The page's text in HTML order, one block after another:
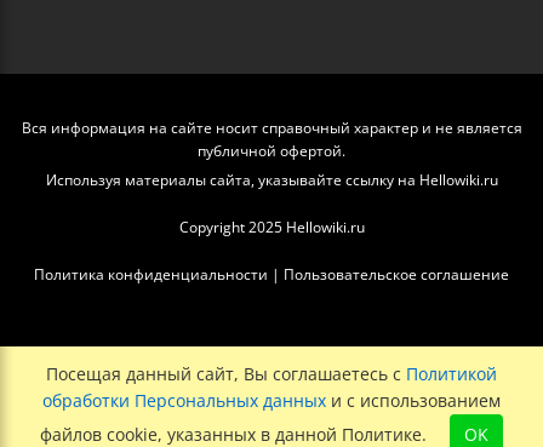
Вся информация на сайте носит справочный характер и не является
публичной офертой.
Используя материалы сайта, указывайте ссылку на Hellowiki.ru
Copyright 2025 Hellowiki.ru
Политика конфиденциальности | Пользовательское соглашение
Посещая данный сайт, Вы соглашаетесь с Политикой
обработки Персональных данных и с использованием
файлов cookie, указанных в данной Политике.
OK